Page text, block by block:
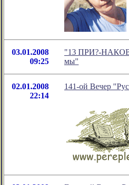
03.01.2008
09:25
"13 ПРИ?-НАКОВ
мы"
02.01.2008
22:14
141-ой Вечер